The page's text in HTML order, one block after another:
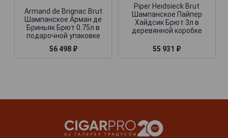
Armand de Brignac Brut
Шампанское Арман де
Бриньяк Брют 0.75л в
подарочной упаковке
56 498 ₽
Piper Heidsieck Brut
Шампанское Пайпер
Хайдсик Брют 3л в
деревянной коробке
55 931 ₽